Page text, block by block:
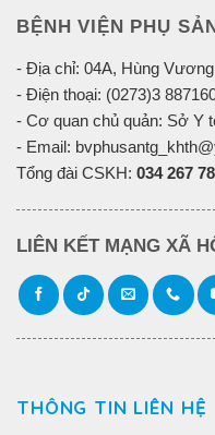
BỆNH VIỆN PHỤ
- Địa chỉ: 04A, Hùng
- Điện thoại: (0273)3
- Cơ quan chủ quản: Sở Y
- Email:
Tổng đài CSKH: 034 267
LIÊN KẾT MẠNG XÃ
THÔNG TIN LIÊN HỆ